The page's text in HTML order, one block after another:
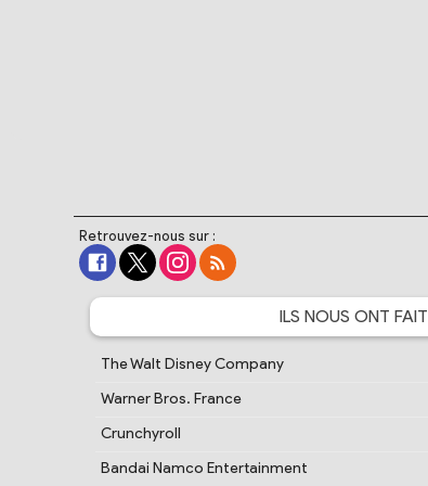
Retrouvez-nous sur :
ILS NOUS ONT FAIT
The Walt Disney Company
Warner Bros. France
Crunchyroll
Bandai Namco Entertainment